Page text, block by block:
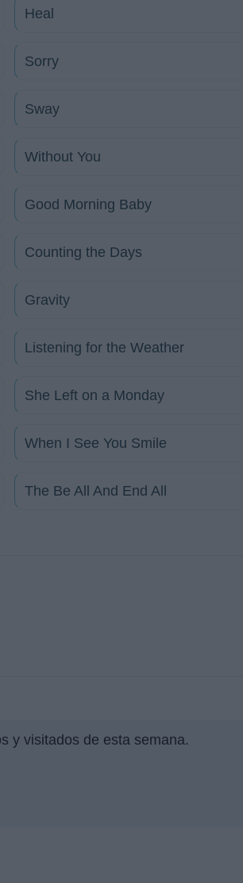
Heal
Sorry
Sway
Without You
Good Morning Baby
Counting the Days
Gravity
Listening for the Weather
She Left on a Monday
When I See You Smile
The Be All And End All
y visitados de esta semana.